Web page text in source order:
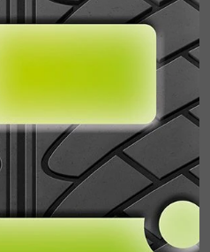
eind.
wij nieuw leven geblazen
Deze snowtrac is
en heeft productie
en vakmanschap
tot een prachtig